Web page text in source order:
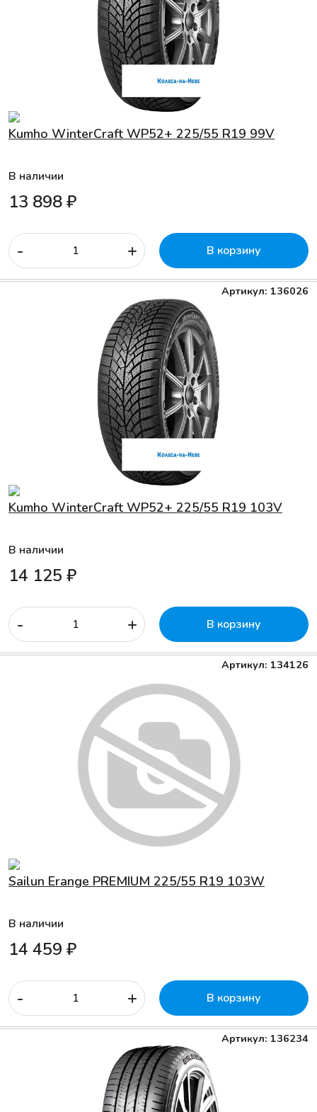
Kumho WinterCraft WP52+ 225/55 R19 99V
В наличии
13 898 ₽
- + В корзину
Артикул: 136026
Kumho WinterCraft WP52+ 225/55 R19 103V
В наличии
14 125 ₽
- + В корзину
Артикул: 134126
Sailun Erange PREMIUM 225/55 R19 103W
В наличии
14 459 ₽
- + В корзину
Артикул: 136234